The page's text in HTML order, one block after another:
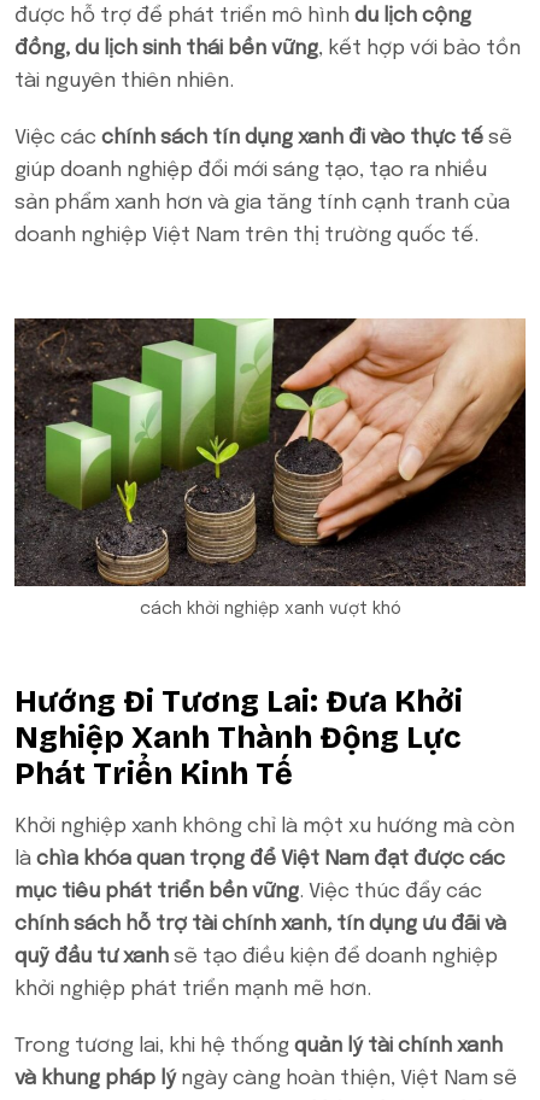
được hỗ trợ để phát triển mô hình du lịch cộng
đồng, du lịch sinh thái bền vững, kết hợp với bảo tồn
tài nguyên thiên nhiên.
Việc các chính sách tín dụng xanh đi vào thực tế sẽ
giúp doanh nghiệp đổi mới sáng tạo, tạo ra nhiều
sản phẩm xanh hơn và gia tăng tính cạnh tranh của
doanh nghiệp Việt Nam trên thị trường quốc tế.
cách khởi nghiệp xanh vượt khó
Hướng Đi Tương Lai: Đưa Khởi
Nghiệp Xanh Thành Động Lực
Phát Triển Kinh Tế
Khởi nghiệp xanh không chỉ là một xu hướng mà còn
là chìa khóa quan trọng để Việt Nam đạt được các
mục tiêu phát triển bền vững. Việc thúc đẩy các
chính sách hỗ trợ tài chính xanh, tín dụng ưu đãi và
quỹ đầu tư xanh sẽ tạo điều kiện để doanh nghiệp
khởi nghiệp phát triển mạnh mẽ hơn.
Trong tương lai, khi hệ thống quản lý tài chính xanh
và khung pháp lýngày càng hoàn thiện, Việt Nam sẽ